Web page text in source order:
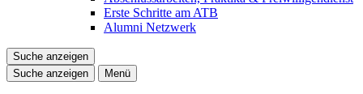
Erste Schritte am ATB
Alumni Netzwerk
Suche anzeigen
Suche anzeigen
Menü